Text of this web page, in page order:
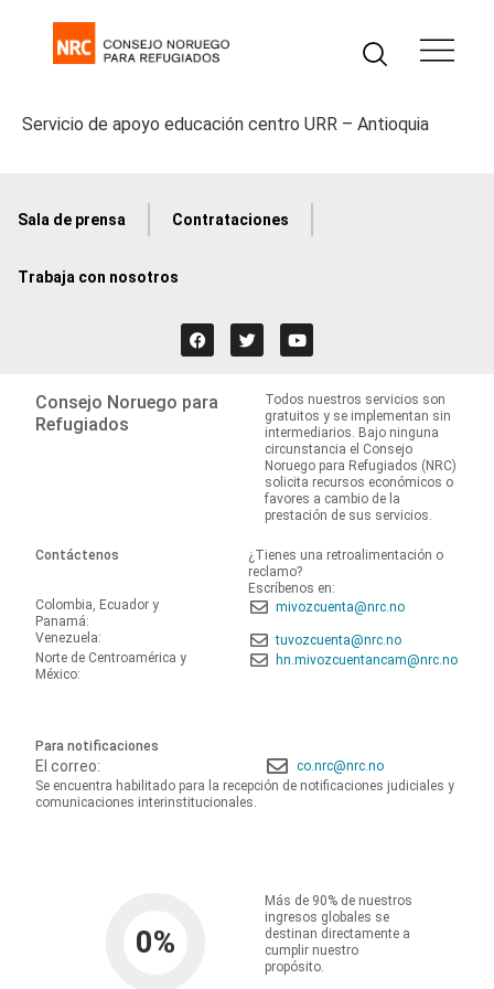
Servicio de apoyo educación centro URR – Antioquia
Sala de prensa Contrataciones
Trabaja con nosotros
Consejo Noruego para
Refugiados
Todos nuestros servicios son
gratuitos y se implementan sin
intermediarios. Bajo ninguna
circunstancia el Consejo
Noruego para Refugiados (NRC)
solicita recursos económicos o
favores a cambio de la
prestación de sus servicios.
Contáctenos
¿Tienes una retroalimentación o
reclamo?
Escríbenos en:
Colombia, Ecuador y
Panamá:
mivozcuenta@nrc.no
Venezuela:
tuvozcuenta@nrc.no
Norte de Centroamérica y
México:
hn.mivozcuentancam@nrc.no
Para notificaciones
El correo:
co.nrc@nrc.no
Se encuentra habilitado para la recepción de notificaciones judiciales y
comunicaciones interinstitucionales.
0%
Más de 90% de nuestros
ingresos globales se
destinan directamente a
cumplir nuestro
propósito.